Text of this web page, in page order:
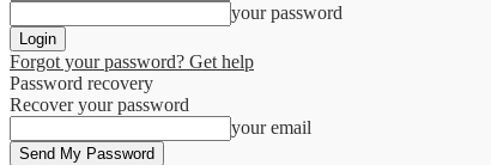
your password
Forgot your password? Get help
Password recovery
Recover your password
your email